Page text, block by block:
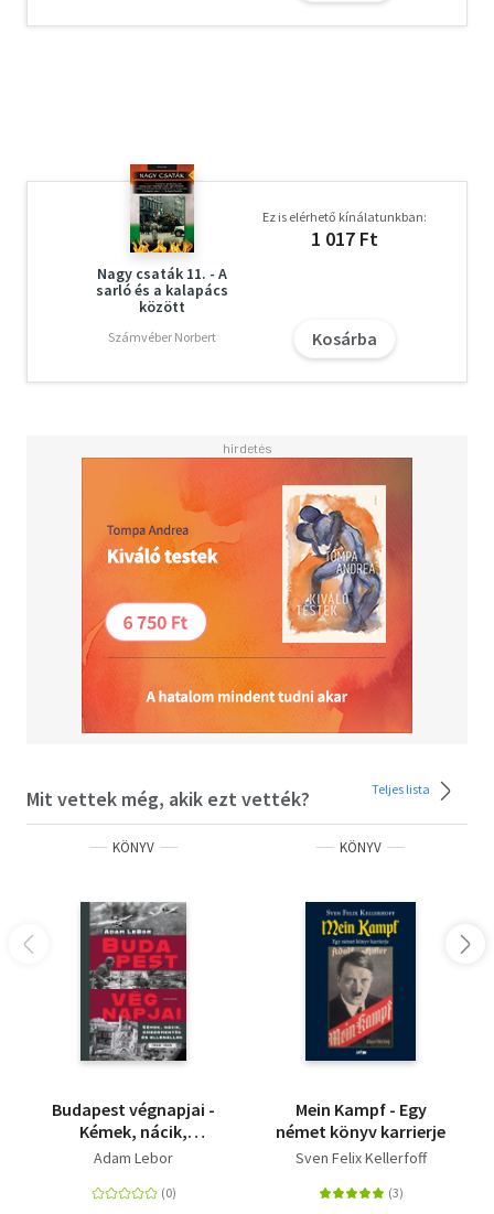
Nagy csaták 11. - A
sarló és a kalapács
között
Számvéber Norbert
Ez is elérhető kínálatunkban:
1 017 Ft
Kosárba
Mit vettek még, akik ezt vették? Teljes lista
KÖNYV
Budapest végnapjai -
Kémek, nácik,
embermentők és
Adam Lebor
KÖNYV
Mein Kampf - Egy
német könyv karrierje
Sven Felix Kellerfoff